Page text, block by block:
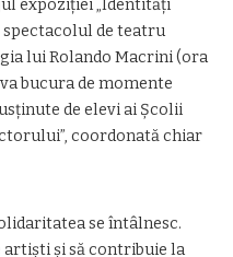
expoziției „Identități
spectacolul de teatru
lui Rolando Macrini (ora
bucura de momente
de elevi ai Școlii
coordonată chiar
se întâlnesc.
și să contribuie la